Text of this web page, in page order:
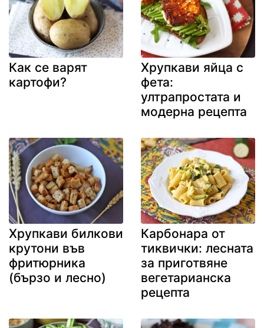
Как се варят
картофи?
Хрупкави яйца с
фета:
ултрапростата и
модерна рецепта
Хрупкави билкови
крутони във
фритюрника
(бързо и лесно)
Карбонара от
тиквички: лесната
за приготвяне
вегетарианска
рецепта